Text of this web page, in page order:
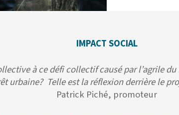
IMPACT SOCIAL
à ce défi collectif causé par l’agrile
urbaine? Telle est la réflexion derrière le
Patrick Piché, promoteur